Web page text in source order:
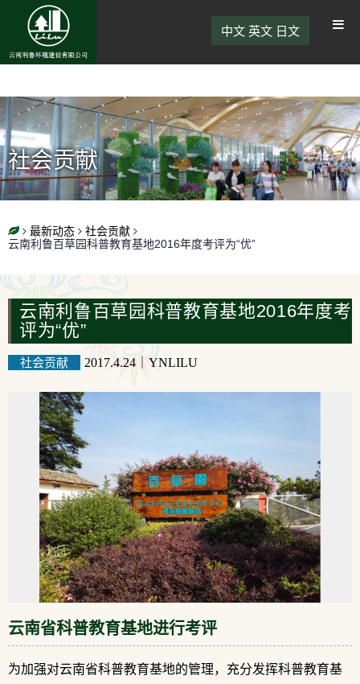
中文 英文 日文
社会贡献
最新动态
社会贡献
云南利鲁百草园科普教育基地2016年度考评为“优”
云南利鲁百草园科普教育基地2016年度考
评为“优”
社会贡献 2017.4.24 YNLILU
云南省科普教育基地进行考评
为加强对云南省科普教育基地的管理，充分发挥科普教育基